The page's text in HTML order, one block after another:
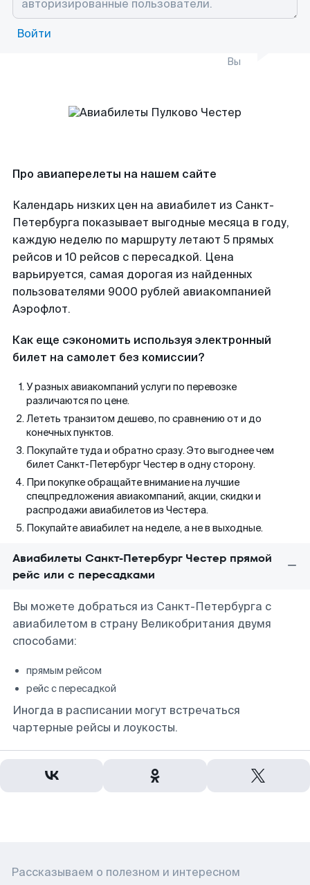
Войти
Вы
Про авиаперелеты на нашем сайте
Календарь низких цен на авиабилет из Санкт-
Петербурга показывает выгодные месяца в году,
каждую неделю по маршруту летают 5 прямых
рейсов и 10 рейсов с пересадкой. Цена
варьируется, самая дорогая из найденных
пользователями 9000 рублей авиакомпанией
Аэрофлот.
Как еще сэкономить используя электронный
билет на самолет без комиссии?
У разных авиакомпаний услуги по перевозке
различаются по цене.
Лететь транзитом дешево, по сравнению от и до
конечных пунктов.
Покупайте туда и обратно сразу. Это выгоднее чем
билет Санкт-Петербург Честер в одну сторону.
При покупке обращайте внимание на лучшие
спецпредложения авиакомпаний, акции, скидки и
распродажи авиабилетов из Честера.
Покупайте авиабилет на неделе, а не в выходные.
Авиабилеты Санкт-Петербург Честер прямой
рейс или с пересадками
Вы можете добраться из Санкт-Петербурга с
авиабилетом в страну Великобритания двумя
способами:
прямым рейсом
рейс с пересадкой
Иногда в расписании могут встречаться
чартерные рейсы и лоукосты.
Рассказываем о полезном и интересном